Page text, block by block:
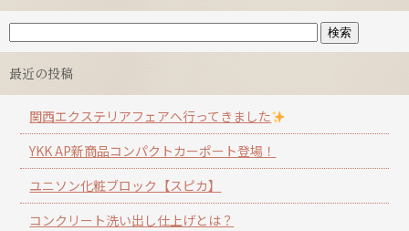
最近の投稿
関西エクステリアフェアへ行ってきました
YKK AP新商品コンパクトカーポート登場！
ユニソン化粧ブロック【スピカ】
コンクリート洗い出し仕上げとは？